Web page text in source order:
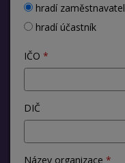
hradí zaměstnavatel
hradí účastník
IČO
DIČ
Název organizace